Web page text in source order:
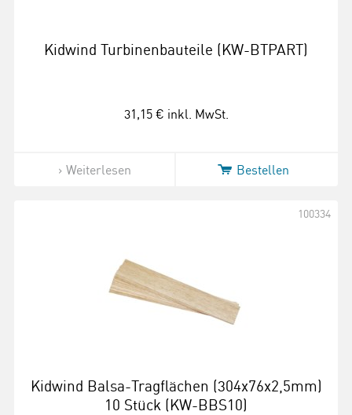
Kidwind Turbinenbauteile (KW-BTPART)
31,15 € inkl. MwSt.
Weiterlesen Bestellen
Kidwind Balsa-Tragflächen (304x76x2,5mm)
10 Stück (KW-BBS10)
100334